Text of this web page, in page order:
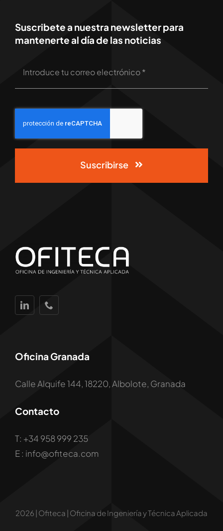
Suscribete a nuestra newsletter para
mantenerte al día de las noticias
Suscribirse
Oficina Granada
Calle Alquife 144, 18220, Albolote, Granada
Contacto
T: +34 958 999 235
E : info@ofiteca.com
2026 | Ofiteca | Oficina de Ingeniería y Técnica Aplicada